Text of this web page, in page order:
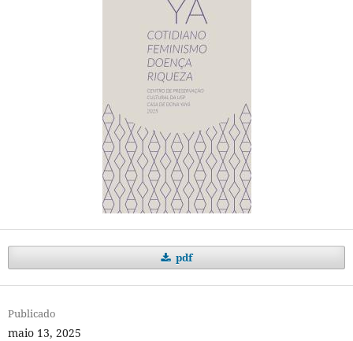
pdf
Publicado
maio 13, 2025